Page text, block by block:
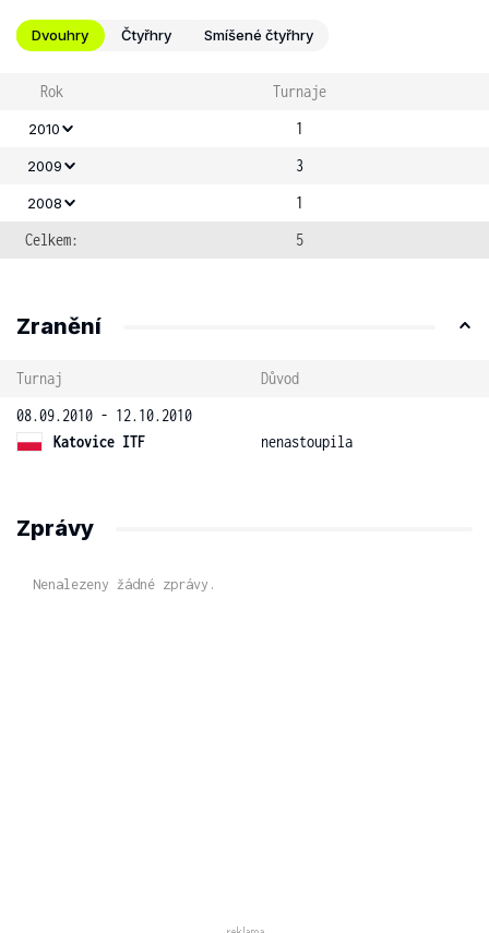
Dvouhry Čtyřhry Smíšené čtyřhry
Rok Turnaje
2010 1
2009 3
2008
1
Celkem:
5
Zranění
Turnaj
Důvod
08.09.2010 - 12.10.2010
Katovice ITF
nenastoupila
Zprávy
Nenalezeny žádné zprávy.